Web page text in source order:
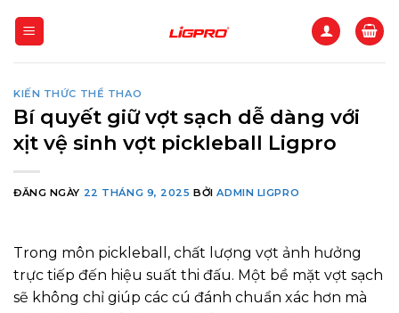
qua
KIẾN THỨC THỂ THAO
Bí quyết giữ vợt sạch dễ dàng với
xịt vệ sinh vợt pickleball Ligpro
ĐĂNG NGÀY 22 THÁNG 9, 2025 BỞIADMIN LIGPRO
Trong môn pickleball, chất lượng vợt ảnh hưởng
trực tiếp đến hiệu suất thi đấu. Một bề mặt vợt sạch
sẽ không chỉ giúp các cú đánh chuẩn xác hơn mà